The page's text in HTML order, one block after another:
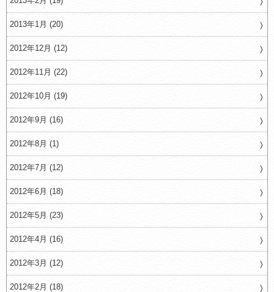
2013年1月 (20)
2012年12月 (12)
2012年11月 (22)
2012年10月 (19)
2012年9月 (16)
2012年8月 (1)
2012年7月 (12)
2012年6月 (18)
2012年5月 (23)
2012年4月 (16)
2012年3月 (12)
2012年2月 (18)